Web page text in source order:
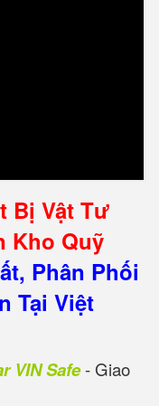
Bị Vật Tư
Kho Quỹ
Phân Phối
Tại Việt
VIN Safe- Giao